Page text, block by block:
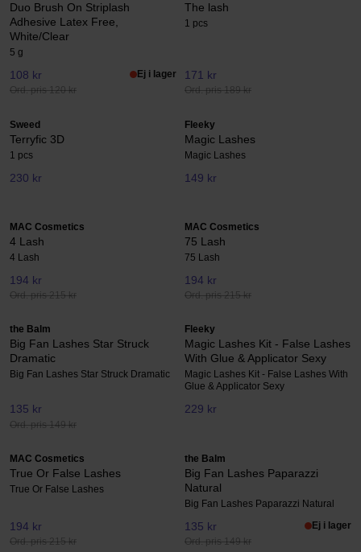
Duo Brush On Striplash
Adhesive Latex Free,
White/Clear
5 g
108 kr
Ord. pris 120 kr
Ej i lager
The lash
1 pcs
171 kr
Ord. pris 189 kr
Sweed
Terryfic 3D
1 pcs
230 kr
Fleeky
Magic Lashes
Magic Lashes
149 kr
MAC Cosmetics
4 Lash
4 Lash
194 kr
Ord. pris 215 kr
MAC Cosmetics
75 Lash
75 Lash
194 kr
Ord. pris 215 kr
the Balm
Big Fan Lashes Star Struck
Dramatic
Big Fan Lashes Star Struck Dramatic
135 kr
Ord. pris 149 kr
Fleeky
Magic Lashes Kit - False Lashes
With Glue & Applicator Sexy
Magic Lashes Kit - False Lashes With
Glue & Applicator Sexy
229 kr
MAC Cosmetics
True Or False Lashes
True Or False Lashes
194 kr
Ord. pris 215 kr
the Balm
Big Fan Lashes Paparazzi
Natural
Big Fan Lashes Paparazzi Natural
135 kr
Ord. pris 149 kr
Ej i lager